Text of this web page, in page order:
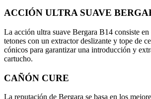
ACCIÓN ULTRA SUAVE
La acción ultra suave Bergara B14 consiste en
tetones con un extractor deslizante y tope de
cónicos para garantizar una introducción y
cartucho.
CAÑÓN CURE
La reputación de Bergara se basa en los